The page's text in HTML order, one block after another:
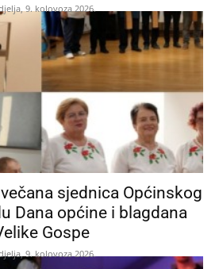
9. kolovoza 2026.
sjednica Općinskog
Dana općine i blagdana
Gospe
9. kolovoza 2026.